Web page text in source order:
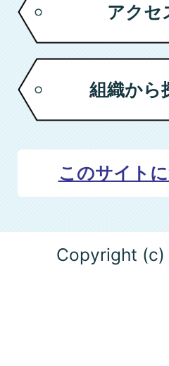
アクセ
組織から
このサイト
Copyright (c)